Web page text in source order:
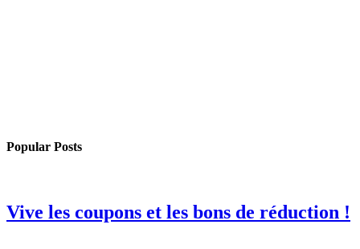
Popular Posts
Vive les coupons et les bons de réduction !